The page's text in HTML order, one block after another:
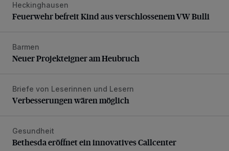
Feuerwehr befreit Kind aus verschlossenem VW Bulli
Heckinghausen
Feuerwehr befreit Kind aus verschlossenem VW Bulli
Neuer Projekteigner am Heubruch
Barmen
Neuer Projekteigner am Heubruch
Verbesserungen wären möglich
Briefe von Leserinnen und Lesern
Verbesserungen wären möglich
Bethesda eröffnet ein innovatives Callcenter
Gesundheit
Bethesda eröffnet ein innovatives Callcenter